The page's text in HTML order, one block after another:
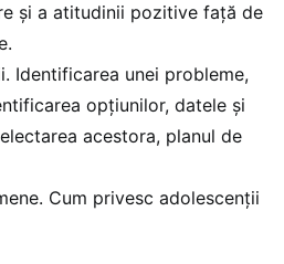
și a atitudinii pozitive față de
Identificarea unei probleme,
opțiunilor, datele și
acestora, planul de
Cum privesc adolescenții